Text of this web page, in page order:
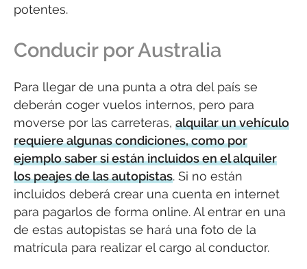
potentes.
Conducir por Australia
Para llegar de una punta a otra del país se
deberán coger vuelos internos, pero para
moverse por las carreteras, alquilar un vehículo
requiere algunas condiciones, como por
ejemplo saber si están incluidos en el alquiler
los peajes de las autopistas. Si no están
incluidos deberá crear una cuenta en internet
para pagarlos de forma online. Al entrar en una
de estas autopistas se hará una foto de la
matrícula para realizar el cargo al conductor.